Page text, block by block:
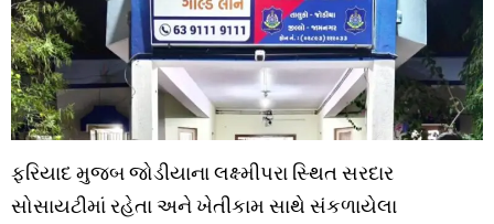
ફરિયાદ મુજબ જોડીયાના લક્ષ્મીપરા સ્થિત સરદાર
સોસાયટીમાં રહેતા અને ખેતીકામ સાથે સંકળાયેલા